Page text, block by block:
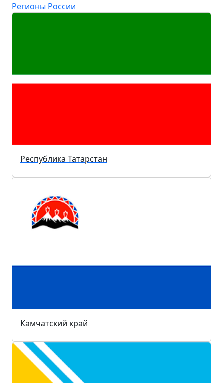
Регионы России
Республика Татарстан
Камчатский край